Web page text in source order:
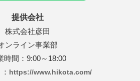
提供会社
株式会社彦田
ンライン事業部
時間：9:00～18:00
https://www.hikota.com/